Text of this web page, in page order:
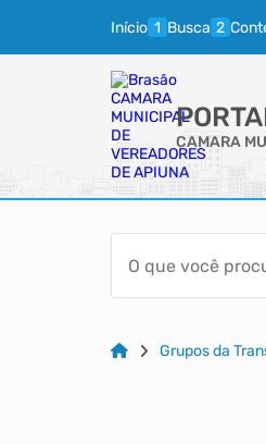
Início Busca
CAMARA
Grupos da